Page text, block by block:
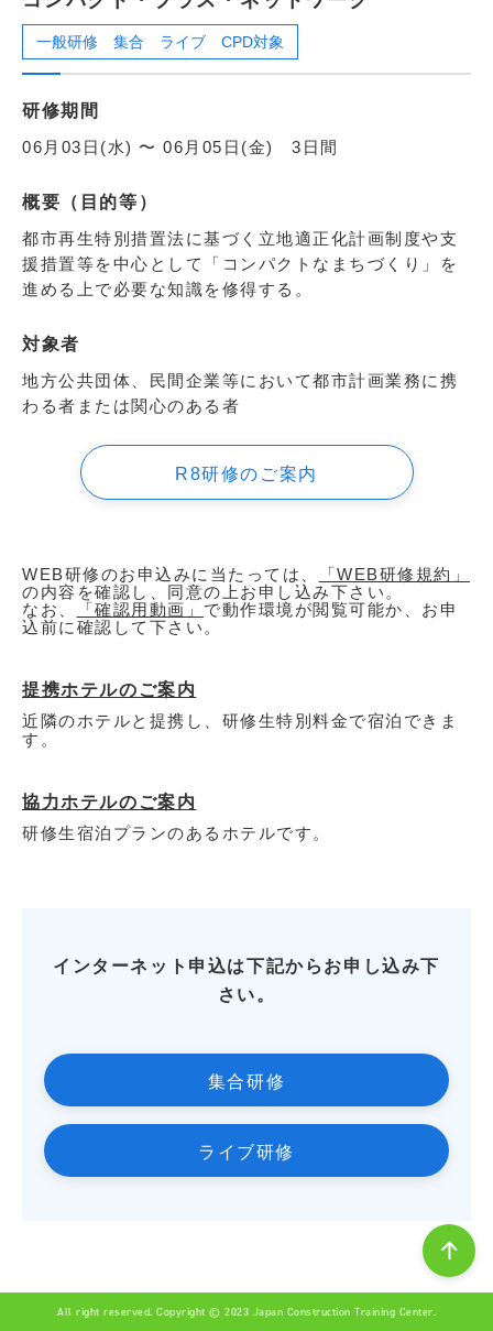
一般研修 集合 ライブ CPD対象
研修期間
06月03日(水) 〜 06月05日(金) 3日間
概要（目的等）
都市再生特別措置法に基づく立地適正化計画制度や支
援措置等を中心として「コンパクトなまちづくり」を
進める上で必要な知識を修得する。
対象者
地方公共団体、民間企業等において都市計画業務に携
わる者または関心のある者
R8研修のご案内
WEB研修のお申込みに当たっては、
「WEB研修規約」
の内容を確認し、同意の上お申し込み下さい。
なお、
「確認用動画」 で動作環境が閲覧可能か、お申
込前に確認して下さい。
提携ホテルのご案内
近隣のホテルと提携し、研修生特別料金で宿泊できま
す。
協力ホテルのご案内
研修生宿泊プランのあるホテルです。
インターネット申込は下記からお申し込み下
さい。
集合研修
ライブ研修
All right reserved. Copyright © 2023 Japan Construction Training Center.